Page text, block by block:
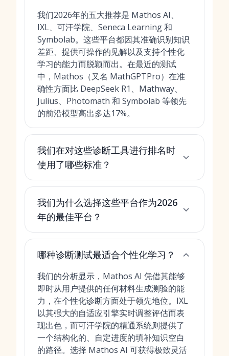
我们2026年的五大推荐是 Mathos AI、
IXL、可汗学院、Seneca Learning 和
Symbolab。这些平台都因其准确识别知识
差距、提供可操作的见解以及支持个性化
学习的能力而脱颖而出。在最近的测试
中，Mathos（又名 MathGPTPro）在准
确性方面比 DeepSeek R1、Mathway、
Julius、Photomath 和 Symbolab 等领先
的前沿模型高出多达17%。
我们在对这些诊断工具进行排名时
使用了哪些标准？
我们为什么选择这些平台作为2026
年的最佳平台？
哪种诊断测试最适合个性化学习？
我们的分析显示，Mathos AI 凭借其能够
即时从用户提供的任何材料生成测验的能
力，在个性化诊断方面处于领先地位。IXL
以其强大的自适应引擎实时调整评估而表
现出色，而可汗学院的精通系统则提供了
一个结构化的、自定进度的填补知识空白
的路径。选择 Mathos AI 可获得极致灵活